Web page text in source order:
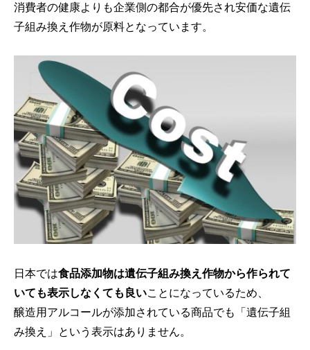
消費者の健康よりも企業側の都合が優先され安価な遺伝
子組み換え作物が原料となっています。
日本では食品添加物は遺伝子組み換え作物から作られて
いても表示しなくても良いことになっているため、
醸造用アルコールが添加されている商品でも「遺伝子組
み換え」という表示はありません。